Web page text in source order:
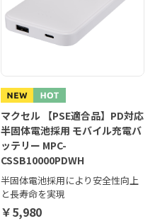
マクセル 【PSE適合品】PD対応
半固体電池採用 モバイル充電バ
ッテリー MPC-
CSSB10000PDWH
半固体電池採用により安全性向上
と長寿命を実現
￥5,980